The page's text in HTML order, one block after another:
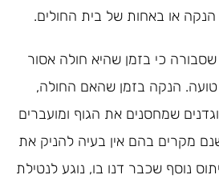
הנקה או באחות של בית החולים.
כי בזמן שהיא חולה אסור
הנקה בזמן שהאם החולה,
שמחסנים את הגוף ומועברים
מקרים בהם אין בעיה להניק את
נוסף שכבר דנו בו, נוגע לנטילת